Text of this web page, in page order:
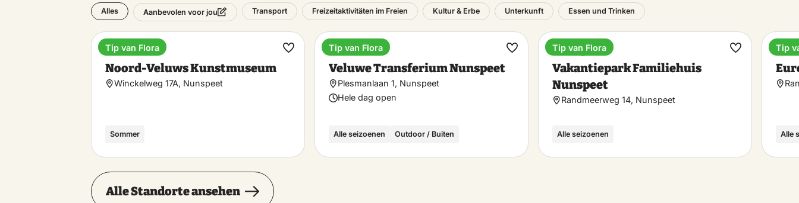
Alles Aanbevolen voor jou Transport Freizeitaktivitäten im Freien Kultur & Erbe Unterkunft Essen und Trinken
Museum
Noord-Veluws Kunstmuseum
Winckelweg 17A, Nunspeet
Sommer
Tip van Flora
Favorit
Bahnhöfe
Veluwe Transferium Nunspeet
Plesmanlaan 1, Nunspeet
Hele dag open
Alle seizoenen Outdoor / Buiten
Tip van Flora
Favorit
Ferienpark
Vakantiepark Familiehuis
Nunspeet
Randmeerweg 14, Nunspeet
Alle seizoenen
Tip van Flora
Favorit
machen
Alle
Tip
Alle Standorte ansehen